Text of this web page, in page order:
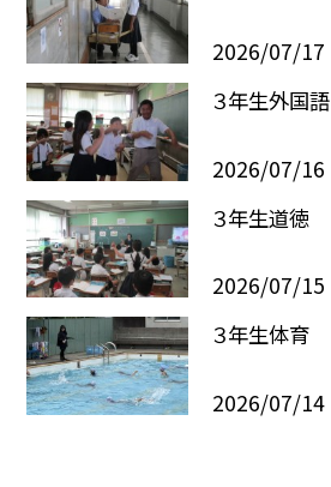
2026/07/17
３年生外国語
2026/07/16
３年生道徳
2026/07/15
３年生体育
2026/07/14